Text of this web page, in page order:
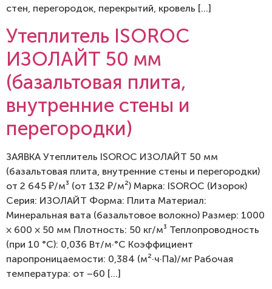
стен, перегородок, перекрытий, кровель […]
Утеплитель ISOROC
ИЗОЛАЙТ 50 мм
(базальтовая плита,
внутренние стены и
перегородки)
ЗАЯВКА Утеплитель ISOROC ИЗОЛАЙТ 50 мм
(базальтовая плита, внутренние стены и перегородки)
от 2 645 ₽/м³ (от 132 ₽/м²) Марка: ISOROC (Изорок)
Серия: ИЗОЛАЙТ Форма: Плита Материал:
Минеральная вата (базальтовое волокно) Размер: 1000
× 600 × 50 мм Плотность: 50 кг/м³ Теплопроводность
(при 10 °C): 0,036 Вт/м·°C Коэффициент
паропроницаемости: 0,384 (м²·ч·Па)/мг Рабочая
температура: от –60 […]